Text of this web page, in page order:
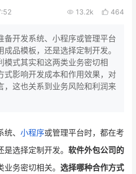
产品场景库
13.2k 464
备开发系统、小程序或管理平台
品模板，还是选择定制开发。
模式其实和这两类业务密切相
式影响开发成本和作用效果，对
，这也关系到业务风险和利润来
、 小程序或管理平台时，都在考
选择定制开发。 软件外包公司的
务密切相关。 选择哪种合作方式